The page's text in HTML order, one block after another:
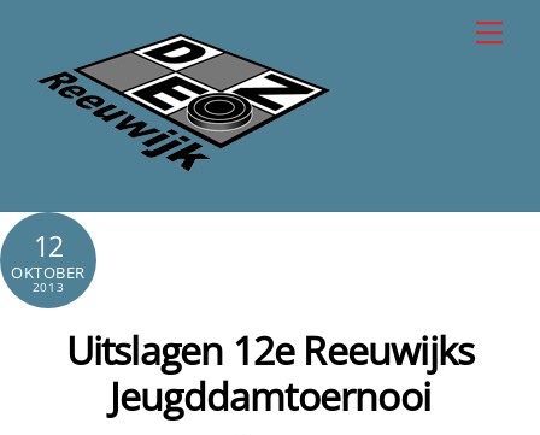
content
12
OKTOBER
2013
Uitslagen 12e Reeuwijks
Jeugddamtoernooi